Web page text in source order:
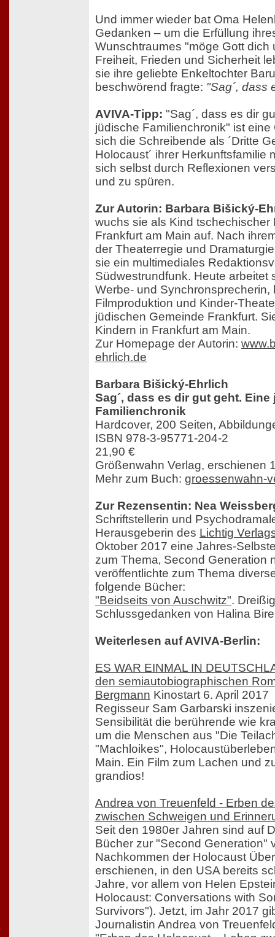
Und immer wieder bat Oma
Gedanken – um die Erfüllung
Wunschtraumes "möge Gott dich
Freiheit, Frieden und Sicherheit
sie ihre geliebte Enkeltochter
beschwörend fragte: "Sag´, dass
AVIVA-Tipp: "Sag´, dass es dir
jüdische Familienchronik" ist
sich die Schreibende als ´Dritte
Holocaust´ ihrer Herkunftsfamilie
sich selbst durch Reflexionen
und zu spüren.
Zur Autorin: Barbara Bišický-
wuchs sie als Kind tschechischer
Frankfurt am Main auf. Nach
der Theaterregie und
sie ein multimediales
Südwestrundfunk. Heute arbeitet
Werbe- und Synchronsprecherin,
Filmproduktion und Kinder-
jüdischen Gemeinde Frankfurt.
Kindern in Frankfurt am Main.
Zur Homepage der Autorin:
ehrlich.de
Barbara Bišický-Ehrlich
Sag´, dass es dir gut geht.
Familienchronik
Hardcover, 200 Seiten,
ISBN 978-3-95771-204-2
21,90 €
Größenwahn Verlag, erschienen
Mehr zum Buch: groessenwahn-
Zur Rezensentin: Nea
Schriftstellerin und
Herausgeberin des Lichtig
Oktober 2017 eine Jahres-
zum Thema‚ Second Generation
veröffentlichte zum Thema
folgende Bücher:
"Beidseits von Auschwitz".
Schlussgedanken von Halina
Weiterlesen auf AVIVA-Berlin:
ES WAR EINMAL IN
den semiautobiographischen
Bergmann Kinostart 6. April 2017
Regisseur Sam Garbarski
Sensibilität die berührende wie
um die Menschen aus "Die
"Machloikes",
Main. Ein Film zum Lachen und
grandios!
Andrea von Treuenfeld - Erben
zwischen Schweigen und
Seit den 1980er Jahren sind auf
Bücher zur "Second Generation"
Nachkommen der Holocaust
erschienen, in den USA bereits
Jahre, vor allem von Helen
Holocaust: Conversations with
Survivors"). Jetzt, im Jahr 2017
Journalistin Andrea von